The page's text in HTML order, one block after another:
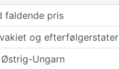
faldende pris
og efterfølgerstater
Ungarn